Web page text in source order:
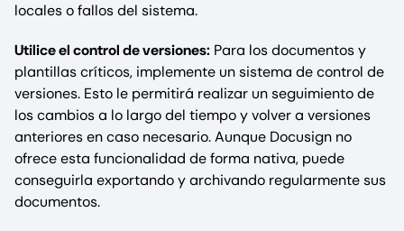
locales o fallos del sistema.
Utilice el control de versiones: Para los documentos y
plantillas críticos, implemente un sistema de control de
versiones. Esto le permitirá realizar un seguimiento de
los cambios a lo largo del tiempo y volver a versiones
anteriores en caso necesario. Aunque Docusign no
ofrece esta funcionalidad de forma nativa, puede
conseguirla exportando y archivando regularmente sus
documentos.